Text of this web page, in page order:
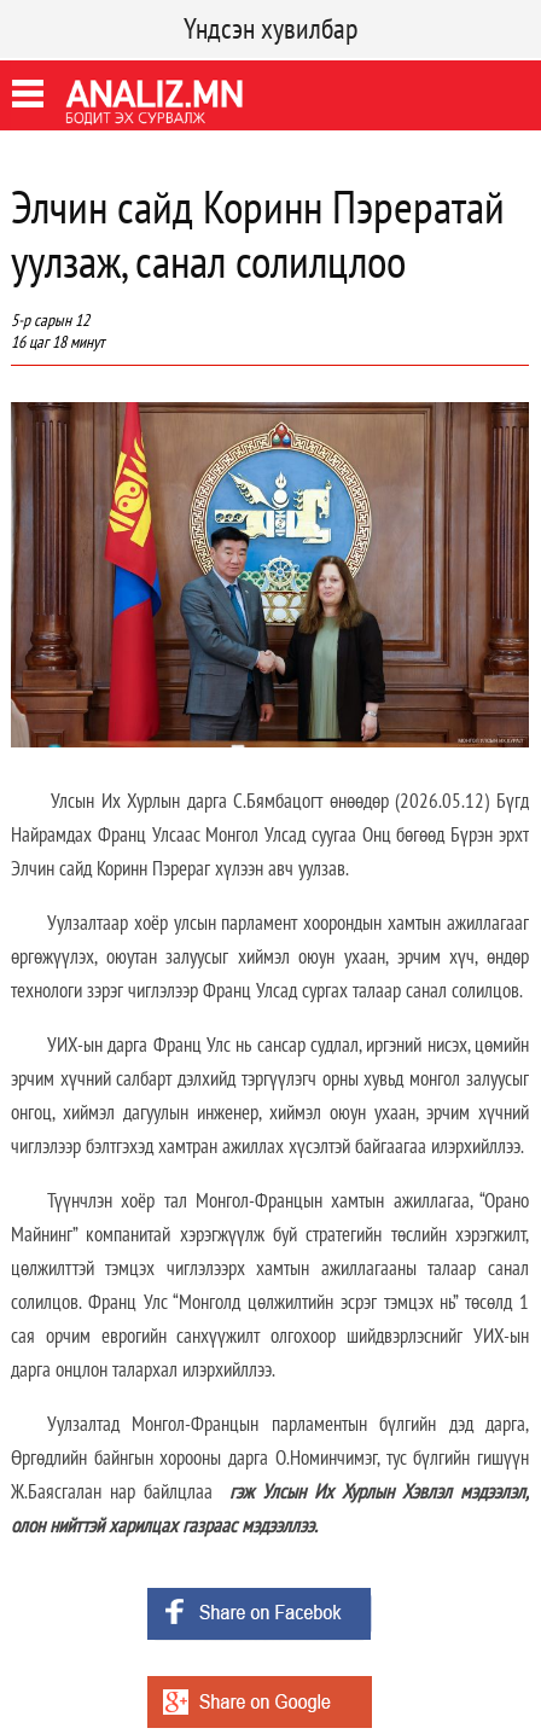
Үндсэн хувилбар
Элчин сайд Коринн Пэрератай
уулзаж, санал солилцлоо
5-р сарын 12
16 цаг 18 минут
Улсын Их Хурлын дарга С.Бямбацогт өнөөдөр (2026.05.12) Бүгд
Найрамдах Франц Улсаас Монгол Улсад суугаа Онц бөгөөд Бүрэн эрхт
Элчин сайд Коринн Пэрераг хүлээн авч уулзав.
Уулзалтаар хоёр улсын парламент хоорондын хамтын ажиллагааг
өргөжүүлэх, оюутан залуусыг хиймэл оюун ухаан, эрчим хүч, өндөр
технологи зэрэг чиглэлээр Франц Улсад сургах талаар санал солилцов.
УИХ-ын дарга Франц Улс нь сансар судлал, иргэний нисэх, цөмийн
эрчим хүчний салбарт дэлхийд тэргүүлэгч орны хувьд монгол залуусыг
онгоц, хиймэл дагуулын инженер, хиймэл оюун ухаан, эрчим хүчний
чиглэлээр бэлтгэхэд хамтран ажиллах хүсэлтэй байгаагаа илэрхийллээ.
Түүнчлэн хоёр тал Монгол-Францын хамтын ажиллагаа, “Орано
Майнинг” компанитай хэрэгжүүлж буй стратегийн төслийн хэрэгжилт,
цөлжилттэй тэмцэх чиглэлээрх хамтын ажиллагааны талаар санал
солилцов. Франц Улс “Монголд цөлжилтийн эсрэг тэмцэх нь” төсөлд 1
сая орчим еврогийн санхүүжилт олгохоор шийдвэрлэснийг УИХ-ын
дарга онцлон талархал илэрхийллээ.
Уулзалтад Монгол-Францын парламентын бүлгийн дэд дарга,
Өргөдлийн байнгын хорооны дарга О.Номинчимэг, тус бүлгийн гишүүн
Ж.Баясгалан нар байлцлаа гэж Улсын Их Хурлын Хэвлэл мэдээлэл,
олон нийттэй харилцах газраас мэдээллээ.